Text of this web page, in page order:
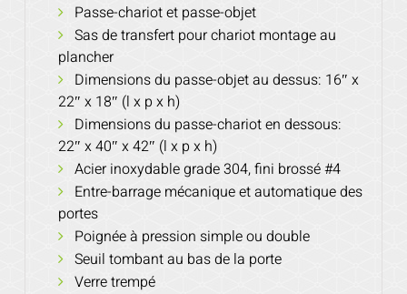
Passe-chariot et passe-objet
Sas de transfert pour chariot montage au
plancher
Dimensions du passe-objet au dessus: 16″ x
22″ x 18″ (l x p x h)
Dimensions du passe-chariot en dessous:
22″ x 40″ x 42″ (l x p x h)
Acier inoxydable grade 304, fini brossé #4
Entre-barrage mécanique et automatique des
portes
Poignée à pression simple ou double
Seuil tombant au bas de la porte
Verre trempé